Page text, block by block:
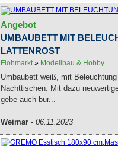
Angebot
UMBAUBETT MIT
LATTENROST
Flohmarkt» Modellbau & Hobby
Umbaubett weiß, mit
Nachttischen. Mit dazu
gebe auch bur...
Weimar - 06.11.2023